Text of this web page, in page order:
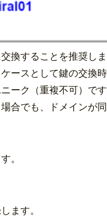
換することを推奨し
ースとして鍵の交換
ーク（重複不可）で
合でも、ドメインが
。
ます。